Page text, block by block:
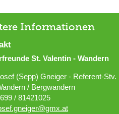
Informationen
St. Valentin - Wandern
(Sepp) Gneiger - Referent-Stv.
/ Bergwandern
/ 81421025